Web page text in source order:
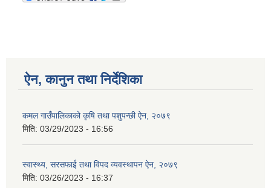
ऐन, कानुन तथा निर्देशिका
कमल गाउँपालिकाको कृषि तथा पशुपन्छी ऐन, २०७९
मिति: 03/29/2023 - 16:56
स्वास्थ्य, सरसफाई तथा विपद व्यवस्थापन ऐन, २०७९
मिति: 03/26/2023 - 16:37